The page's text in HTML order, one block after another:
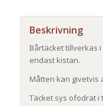
Beskrivning
Bårtäcket tillverkas i
endast kistan.
Måtten kan givetvis
Täcket sys ofodrat